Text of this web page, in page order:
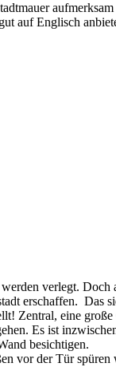
auf Englisch
verlegt.
erschaffen. Das
Zentral, eine
Es ist
besichtigen.
vor der Tür